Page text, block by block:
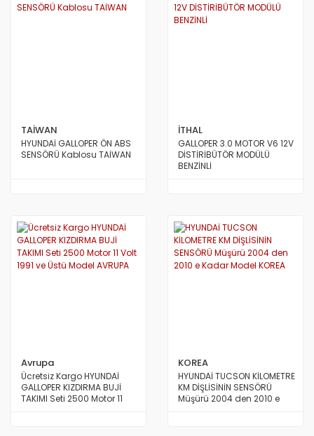
TAİWAN
HYUNDAİ GALLOPER ÖN ABS
SENSÖRÜ Kablosu TAİWAN
İTHAL
GALLOPER 3.0 MOTOR V6 12V
DİSTİRİBÜTÖR MODÜLÜ
BENZİNLİ
Avrupa
Ücretsiz Kargo HYUNDAİ
GALLOPER KIZDIRMA BUJİ
TAKIMI Seti 2500 Motor 11
KOREA
HYUNDAİ TUCSON KİLOMETRE
KM DİŞLİSİNİN SENSÖRÜ
Müşürü 2004 den 2010 e